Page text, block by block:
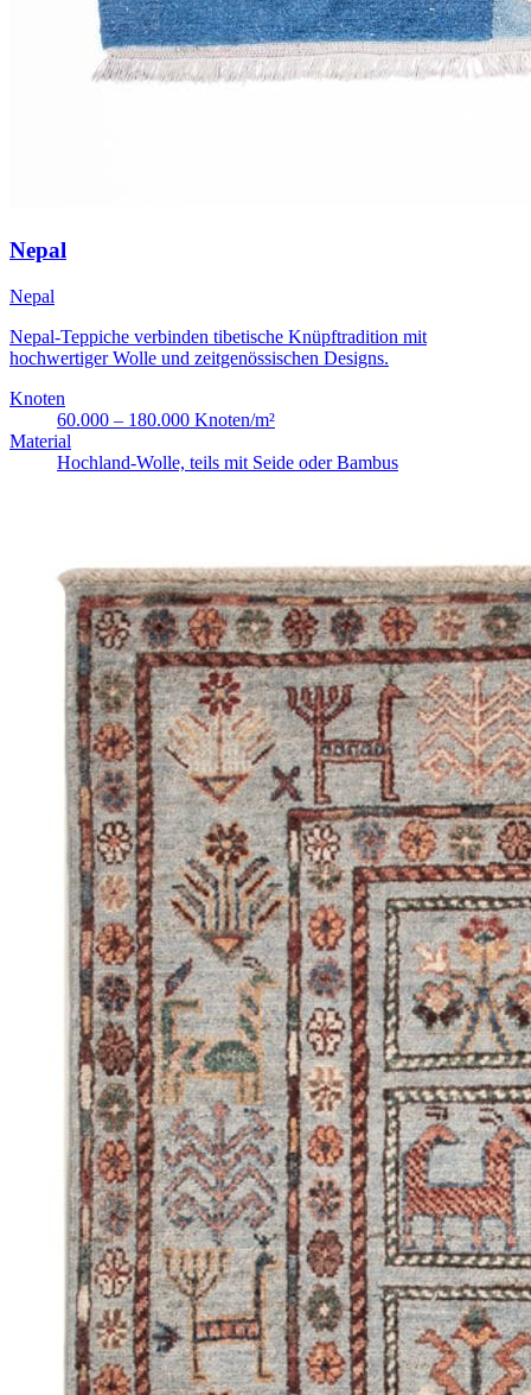
Nepal
Nepal
Nepal-Teppiche verbinden tibetische Knüpftradition mit
hochwertiger Wolle und zeitgenössischen Designs.
Knoten
60.000 – 180.000 Knoten/m²
Material
Hochland-Wolle, teils mit Seide oder Bambus